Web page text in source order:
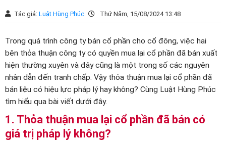
Tác giả: Luật Hùng Phúc Thứ Năm, 15/08/2024 13:48
Trong quá trình công ty bán cổ phần cho cổ đông, việc hai
bên thỏa thuận công ty có quyền mua lại cổ phần đã bán xuất
hiện thường xuyên và đây cũng là một trong số các nguyên
nhân dẫn đến tranh chấp. Vậy thỏa thuận mua lại cổ phần đã
bán liệu có hiệu lực pháp lý hay không? Cùng Luật Hùng Phúc
tìm hiểu qua bài viết dưới đây.
1. Thỏa thuận mua lại cổ phần đã bán có
giá trị pháp lý không?